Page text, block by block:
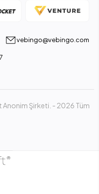
vebingo@vebingo.com
Anonim Şirketi. - 2026 Tüm